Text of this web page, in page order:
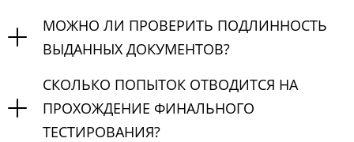
МОЖНО ЛИ ПРОВЕРИТЬ ПОДЛИННОСТЬ
ВЫДАННЫХ ДОКУМЕНТОВ?
СКОЛЬКО ПОПЫТОК ОТВОДИТСЯ НА
ПРОХОЖДЕНИЕ ФИНАЛЬНОГО
ТЕСТИРОВАНИЯ?